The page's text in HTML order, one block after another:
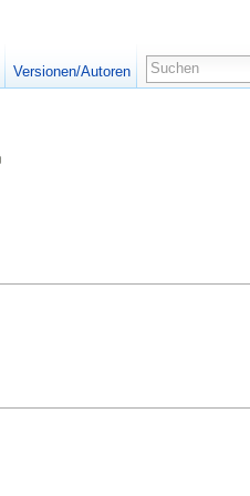
Versionen/Autoren